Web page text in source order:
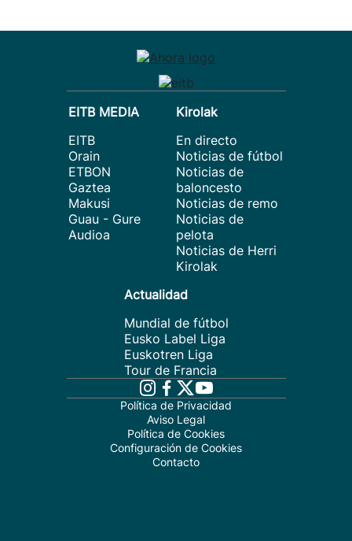
EITB MEDIA
EITB
Orain
ETBON
Gaztea
Makusi
Guau - Gure
Audioa
Kirolak
En directo
Noticias de fútbol
Noticias de
baloncesto
Noticias de remo
Noticias de
pelota
Noticias de Herri
Kirolak
Actualidad
Mundial de fútbol
Eusko Label Liga
Euskotren Liga
Tour de Francia
Política de Privacidad
Aviso Legal
Política de Cookies
Configuración de Cookies
Contacto